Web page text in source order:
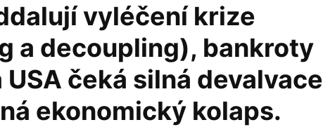
vyléčení krize
a decoupling), bankroty
USA čeká silná devalvace
ekonomický kolaps.